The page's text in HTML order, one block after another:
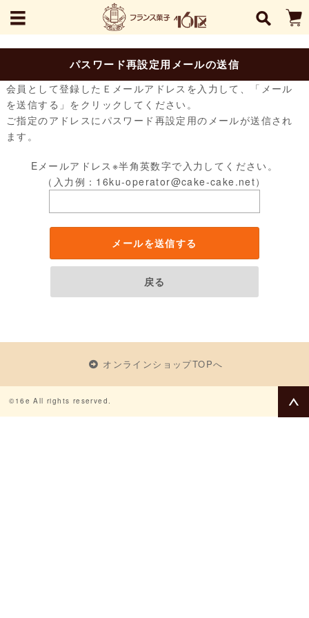
パスワード再設定用メールの送信
会員として登録したＥメールアドレスを入力して、「メール
を送信する」をクリックしてください。
ご指定のアドレスにパスワード再設定用のメールが送信され
ます。
Eメールアドレス※半角英数字で入力してください。
（入力例：16ku-operator@cake-cake.net）
メールを送信する
戻る
オンラインショップTOPへ
©16e All rights reserved.